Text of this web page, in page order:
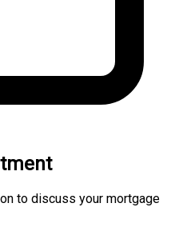
to discuss your mortgage